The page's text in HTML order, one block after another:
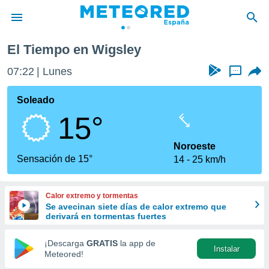
de
por
que se
calidad.
a este
las
y
forma
digital
basada
El Tiempo en Wigsley
07:22 Lunes ...
Soleado
15°
Sensación de 15°
Noroeste
14
25 km/h
Calor extremo y tormentas
Se avecinan siete días de calor extremo que
derivará en tormentas fuertes
¡Descarga GRATIS la app de
Meteored!
Instalar